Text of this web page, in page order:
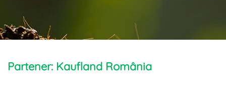
Partener: Kaufland România